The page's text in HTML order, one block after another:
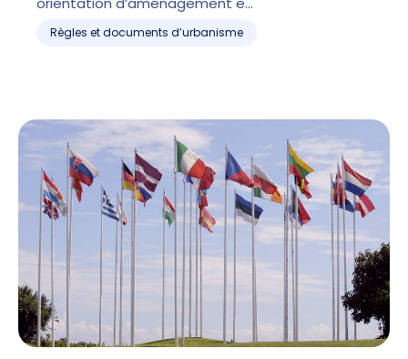
Règles et documents d’urbanisme